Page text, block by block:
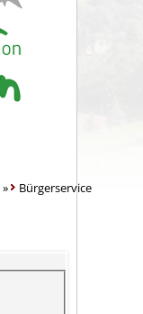
»
Bürgerservice